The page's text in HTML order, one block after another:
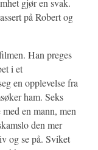
på Robert og
Han preges
i et
en opplevelse fra
ham. Seks
en mann, men
den mer
og se på. Sviket